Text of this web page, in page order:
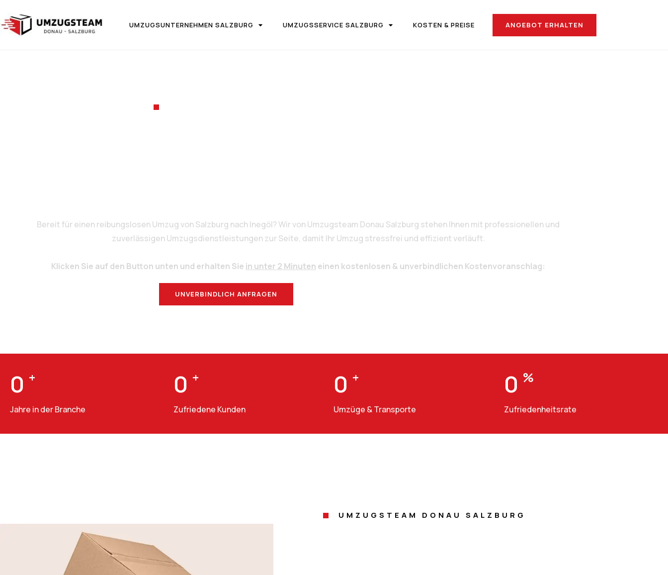
UMZUGSUNTERNEHMEN SALZBURG UMZUGSSERVICE SALZBURG KOSTEN & PREISE ANGEBOT ERHALTEN
Bereit für einen reibungslosen Umzug von Salzburg nach Inegöl? Wir von Umzugsteam Donau Salzburg stehen Ihnen mit professionellen und
zuverlässigen Umzugsdienstleistungen zur Seite, damit Ihr Umzug stressfrei und effizient verläuft.
Klicken Sie auf den Button unten und erhalten Sie in unter 2 Minuten einen kostenlosen & unverbindlichen Kostenvoranschlag:
UNVERBINDLICH ANFRAGEN
0 +
Jahre in der Branche
0 +
Zufriedene Kunden
0 +
Umzüge & Transporte
0 %
Zufriedenheitsrate
UMZUGSTEAM DONAU SALZBURG